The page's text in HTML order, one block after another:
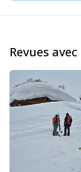
J'aime la bière et
Revues